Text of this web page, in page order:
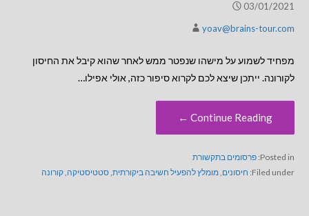
03/01/2021
yoav@brains-tour.com
מפחיד לשמוע על מישהו שנפטר ממש לאחר שהוא קיבל את החיסון
לקורונה. ייתכן שיצא לכם לקרוא סיפור כזה, אולי אפילו…
Continue Reading ←
Posted in: פרסומים בתקשורת
Filed under: חיסונים,מומלץ להפעיל חשיבה ביקורתית,סטטיסטיקה,קורונה